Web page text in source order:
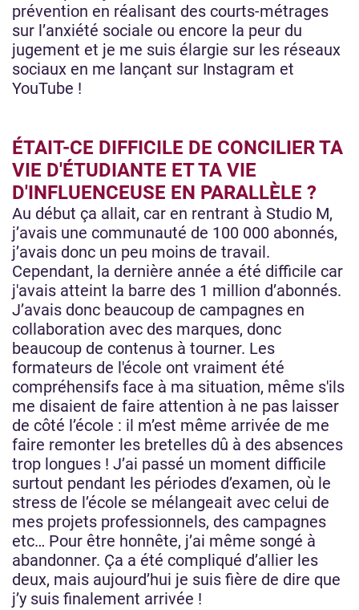
prévention en réalisant des courts-métrages
sur l’anxiété sociale ou encore la peur du
jugement et je me suis élargie sur les réseaux
sociaux en me lançant sur Instagram et
YouTube !
ÉTAIT-CE DIFFICILE DE CONCILIER TA
VIE D'ÉTUDIANTE ET TA VIE
D'INFLUENCEUSE EN PARALLÈLE ?
Au début ça allait, car en rentrant à Studio M,
j’avais une communauté de 100 000 abonnés,
j’avais donc un peu moins de travail.
Cependant, la dernière année a été difficile car
j'avais atteint la barre des 1 million d’abonnés.
J’avais donc beaucoup de campagnes en
collaboration avec des marques, donc
beaucoup de contenus à tourner. Les
formateurs de l'école ont vraiment été
compréhensifs face à ma situation, même s'ils
me disaient de faire attention à ne pas laisser
de côté l’école : il m’est même arrivée de me
faire remonter les bretelles dû à des absences
trop longues ! J’ai passé un moment difficile
surtout pendant les périodes d’examen, où le
stress de l’école se mélangeait avec celui de
mes projets professionnels, des campagnes
etc… Pour être honnête, j’ai même songé à
abandonner. Ça a été compliqué d’allier les
deux, mais aujourd’hui je suis fière de dire que
j’y suis finalement arrivée !